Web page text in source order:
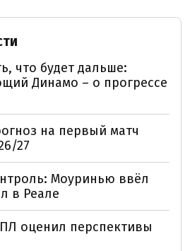
что будет дальше:
Динамо – о прогрессе
на первый матч
27
Моуринью ввёл
в Реале
оценил перспективы